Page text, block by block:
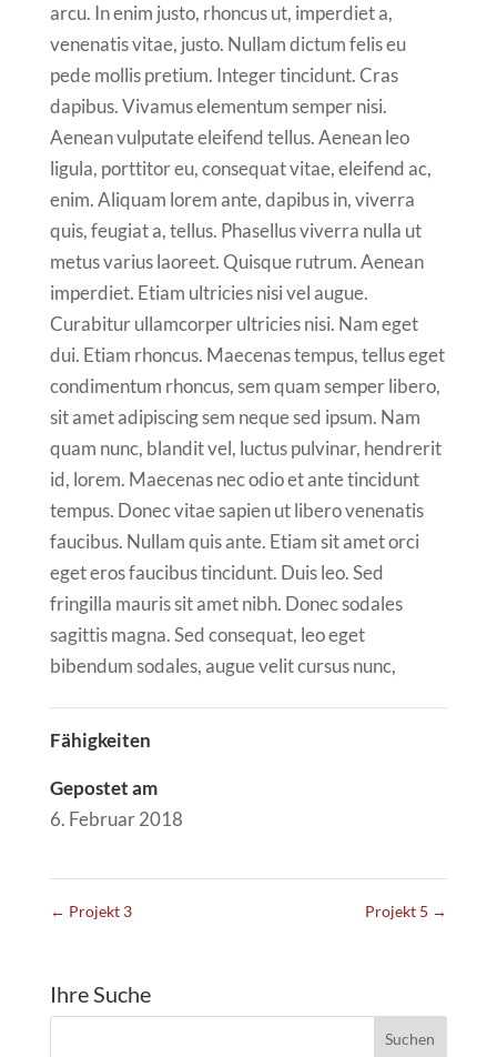
arcu. In enim justo, rhoncus ut, imperdiet a,
venenatis vitae, justo. Nullam dictum felis eu
pede mollis pretium. Integer tincidunt. Cras
dapibus. Vivamus elementum semper nisi.
Aenean vulputate eleifend tellus. Aenean leo
ligula, porttitor eu, consequat vitae, eleifend ac,
enim. Aliquam lorem ante, dapibus in, viverra
quis, feugiat a, tellus. Phasellus viverra nulla ut
metus varius laoreet. Quisque rutrum. Aenean
imperdiet. Etiam ultricies nisi vel augue.
Curabitur ullamcorper ultricies nisi. Nam eget
dui. Etiam rhoncus. Maecenas tempus, tellus eget
condimentum rhoncus, sem quam semper libero,
sit amet adipiscing sem neque sed ipsum. Nam
quam nunc, blandit vel, luctus pulvinar, hendrerit
id, lorem. Maecenas nec odio et ante tincidunt
tempus. Donec vitae sapien ut libero venenatis
faucibus. Nullam quis ante. Etiam sit amet orci
eget eros faucibus tincidunt. Duis leo. Sed
fringilla mauris sit amet nibh. Donec sodales
sagittis magna. Sed consequat, leo eget
bibendum sodales, augue velit cursus nunc,
Fähigkeiten
Gepostet am
6. Februar 2018
← Projekt 3 Projekt 5 →
Ihre Suche